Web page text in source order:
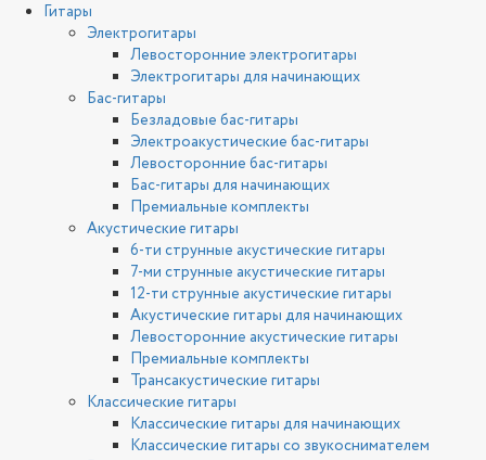
Гитары
Электрогитары
Левосторонние электрогитары
Электрогитары для начинающих
Бас-гитары
Безладовые бас-гитары
Электроакустические бас-гитары
Левосторонние бас-гитары
Бас-гитары для начинающих
Премиальные комплекты
Акустические гитары
6-ти струнные акустические гитары
7-ми струнные акустические гитары
12-ти струнные акустические гитары
Акустические гитары для начинающих
Левосторонние акустические гитары
Премиальные комплекты
Трансакустические гитары
Классические гитары
Классические гитары для начинающих
Классические гитары со звукоснимателем